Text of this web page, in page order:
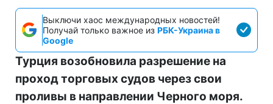
Выключи хаос международных новостей!
Получай только важное из РБК-Украина в
Google
Турция возобновила разрешение на
проход торговых судов через свои
проливы в направлении Черного моря.